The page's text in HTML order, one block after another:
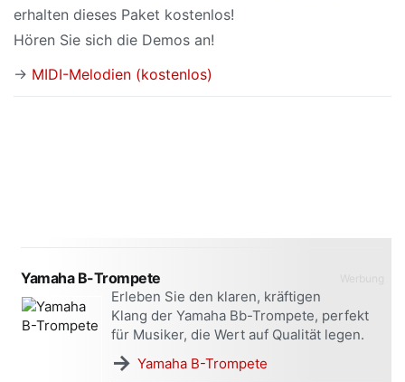
erhalten dieses Paket kostenlos!
Hören Sie sich die Demos an!
→ MIDI-Melodien (kostenlos)
Yamaha B-Trompete
Erleben Sie den klaren, kräftigen
Klang der Yamaha Bb-Trompete, perfekt
für Musiker, die Wert auf Qualität legen.
→Yamaha B-Trompete